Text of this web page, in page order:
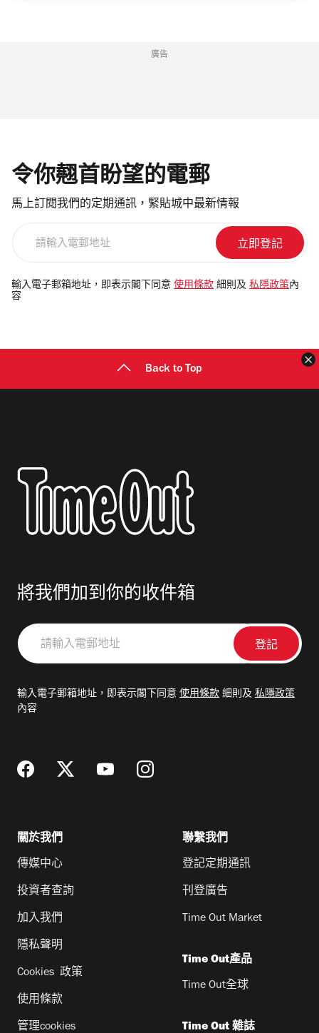
廣告
令你翹首盼望的電郵
馬上訂閱我們的定期通訊，緊貼城中最新情報
電
郵
輸入電子郵箱地址，即表示閣下同意 使用條款 細則及 私隱政策 內
容
Back to Top
將我們加到你的收件箱
請
輸
郵
輸入電子郵箱地址，即表示閣下同意 使用條款 細則及 私隱政策
內容
關於我們
傳媒中心
投資者查詢
加入我們
隱私聲明
Cookies 政策
使用條款
管理cookies
聯繫我們
登記定期通訊
刊登廣告
Time Out Market
Time Out產品
Time Out全球
Time Out 雜誌